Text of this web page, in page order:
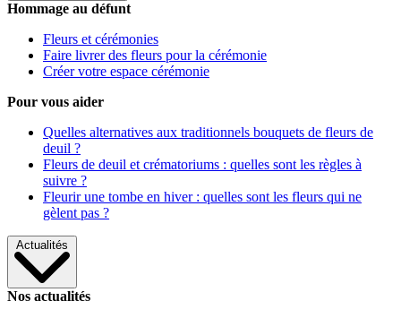
Hommage au défunt
Fleurs et cérémonies
Faire livrer des fleurs pour la cérémonie
Créer votre espace cérémonie
Pour vous aider
Quelles alternatives aux traditionnels bouquets de fleurs de
deuil ?
Fleurs de deuil et crématoriums : quelles sont les règles à
suivre ?
Fleurir une tombe en hiver : quelles sont les fleurs qui ne
gèlent pas ?
Actualités
Nos actualités